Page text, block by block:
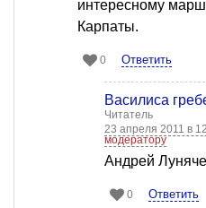
интересному
Карпаты.
0 Ответить
Василиса
Читатель
23 апреля 2011 в
модератору
Андрей
0 Ответить